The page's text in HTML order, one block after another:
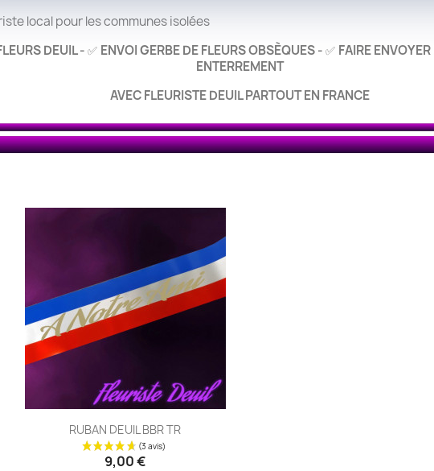
local pour les communes isolées
DEUIL - ✅ ENVOI GERBE DE FLEURS OBSÈQUES - ✅ FAIRE
ENTERREMENT
AVEC FLEURISTE DEUIL PARTOUT EN FRANCE
Aperçu rapide
RUBAN DEUIL BBR TR
9,00 €